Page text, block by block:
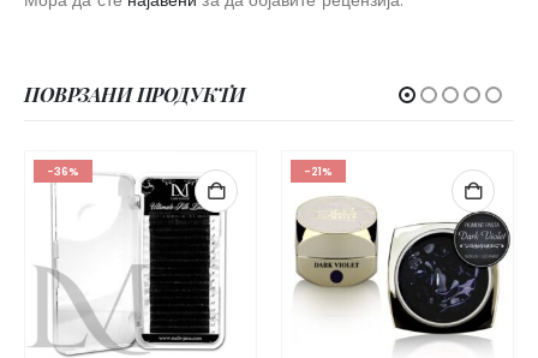
ПОВРЗАНИ ПРОДУКТИ